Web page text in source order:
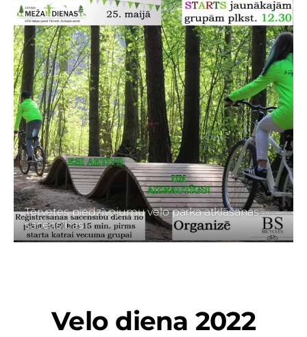
Tērvetes piedzīvojumu velo parka atklāšanas
sacensības
Velo diena 2022